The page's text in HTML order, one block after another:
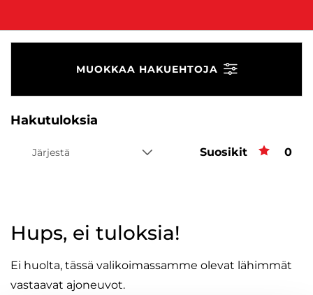
MUOKKAA HAKUEHTOJA
Hakutuloksia
Järjestä Suosikit 0
Hups, ei tuloksia!
Ei huolta, tässä valikoimassamme olevat lähimmät
vastaavat ajoneuvot.